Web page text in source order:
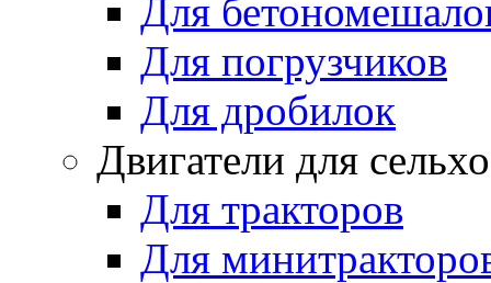
Для
Для погрузчиков
Для дробилок
Двигатели для
Для тракторов
Для